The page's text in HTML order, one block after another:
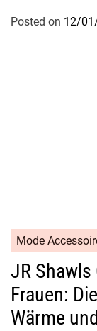
Posted on 12/
Mode
JR
Frauen:
Wärme